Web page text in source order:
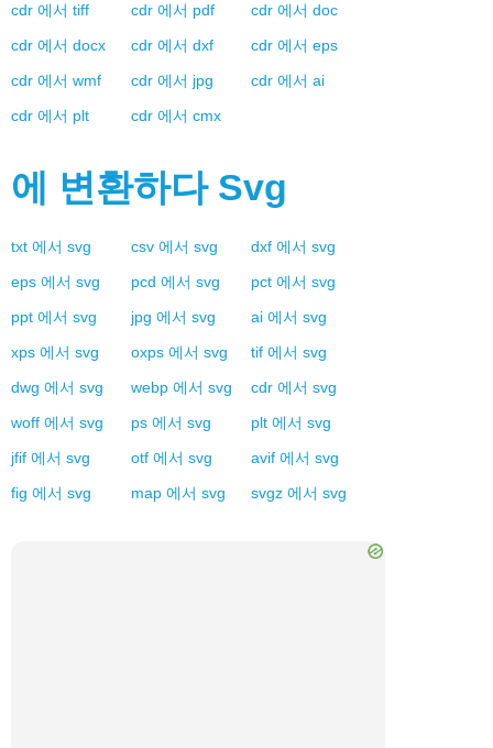
cdr 에서 tiff cdr 에서 pdf cdr 에서 doc
cdr 에서 docx cdr 에서 dxf cdr 에서 eps
cdr 에서 wmf cdr 에서 jpg cdr 에서 ai
cdr 에서 plt cdr 에서 cmx
에 변환하다 Svg
txt 에서 svg csv 에서 svg dxf 에서 svg
eps 에서 svg pcd 에서 svg pct 에서 svg
ppt 에서 svg jpg 에서 svg ai 에서 svg
xps 에서 svg oxps 에서 svg tif 에서 svg
dwg 에서 svg webp 에서 svg cdr 에서 svg
woff 에서 svg ps 에서 svg plt 에서 svg
jfif 에서 svg otf 에서 svg avif 에서 svg
fig 에서 svg map 에서 svg svgz 에서 svg